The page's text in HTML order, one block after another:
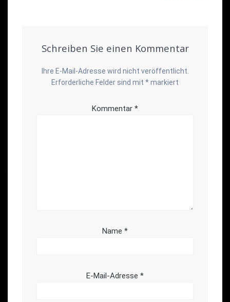
Schreiben Sie einen Kommentar
Ihre E-Mail-Adresse wird nicht veröffentlicht.
Erforderliche Felder sind mit *markiert
Kommentar *
Name *
E-Mail-Adresse *